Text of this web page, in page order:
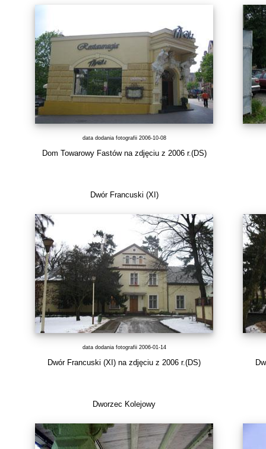
data dodania fotografii 2006-10-08
Dom Towarowy Fastów na zdjęciu z 2006 r.(DS)
Dwór Francuski (XI)
data dodania fotografii 2006-01-14
Dwór Francuski (XI) na zdjęciu z 2006 r.(DS)
Dworzec Kolejowy